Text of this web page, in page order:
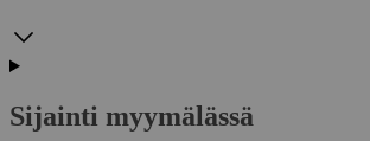
Sijainti myymälässä